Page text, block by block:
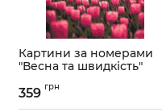
Картини за номерами
"Весна та швидкість"
Артикул:
359 грн